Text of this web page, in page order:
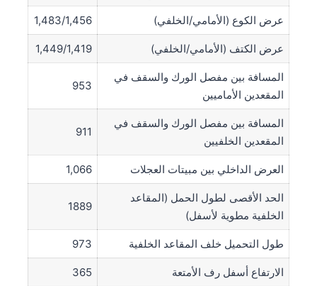
عرض الكوع (الأمامي/الخلفي) 1,483/1,456
عرض الكتف (الأمامي/الخلفي) 1,449/1,419
المسافة بين مفصل الورك والسقف في
المقعدين الأماميين
953
المسافة بين مفصل الورك والسقف في
المقعدين الخلفيين
911
العرض الداخلي بين مبيتات العجلات 1,066
الحد الأقصى لطول الحمل (المقاعد
الخلفية مطوية لأسفل)
1889
طول التحميل خلف المقاعد الخلفية 973
الارتفاع أسفل رف الأمتعة 365